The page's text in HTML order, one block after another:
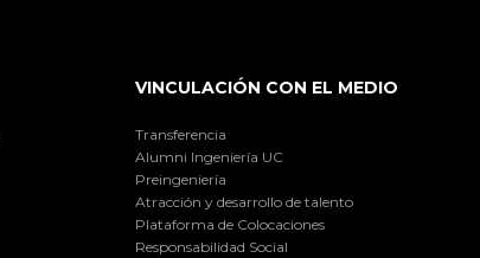
VINCULACIÓN CON EL MEDIO
Transferencia
Alumni Ingeniería UC
Preingeniería
Atracción y desarrollo de talento
Plataforma de Colocaciones
Responsabilidad Social